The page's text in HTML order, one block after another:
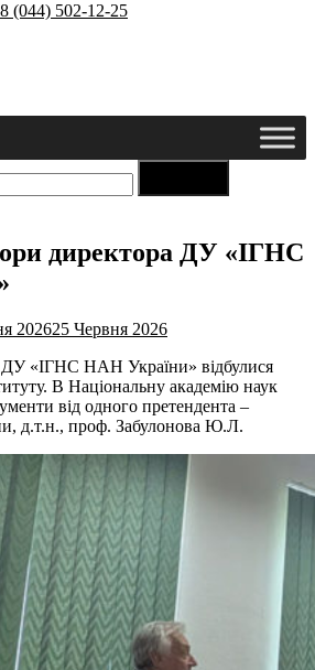
(044) 502-12-25
директора ДУ «ІГНС
202625 Червня 2026
ДУ «ІГНС НАН України» відбулися
В Національну академію наук
від одного претендента –
д.т.н., проф. Забулонова Ю.Л.